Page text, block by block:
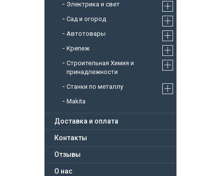
Электрика и свет
Сад и огород
Автотовары
Крепеж
Строительная Химия и
принадлежности
Станки по металлу
Makita
Доставка и оплата
Контакты
Отзывы
О нас